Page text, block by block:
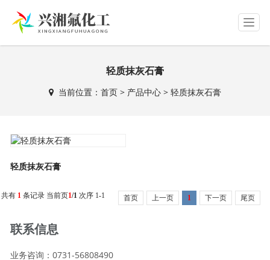
T
o
g
o
n
轻质抹灰石膏
当前位置： 首页> 产品中心> 轻质抹灰石膏
轻质抹灰石膏
共有 1 条记录 当前页1/1 次序 1-1 首页 上一页 1 下一页 尾页
联系信息
业务咨询：0731-56808490